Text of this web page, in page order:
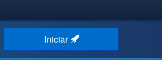
Iniciar